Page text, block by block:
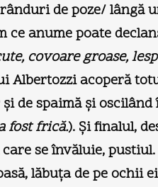
de poze/ lângă
anume poate
covoare groase,
Albertozzi acoperă
de spaimă şi
fost frică.). Şi finalul,
se învăluie, pustiul.
lăbuţa de pe ochii